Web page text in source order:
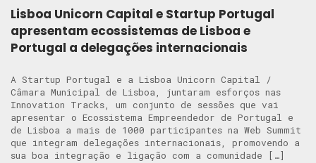
Lisboa Unicorn Capital e Startup Portugal
apresentam ecossistemas de Lisboa e
Portugal a delegações internacionais
A Startup Portugal e a Lisboa Unicorn Capital /
Câmara Municipal de Lisboa, juntaram esforços nas
Innovation Tracks, um conjunto de sessões que vai
apresentar o Ecossistema Empreendedor de Portugal e
de Lisboa a mais de 1000 participantes na Web Summit
que integram delegações internacionais, promovendo a
sua boa integração e ligação com a comunidade […]